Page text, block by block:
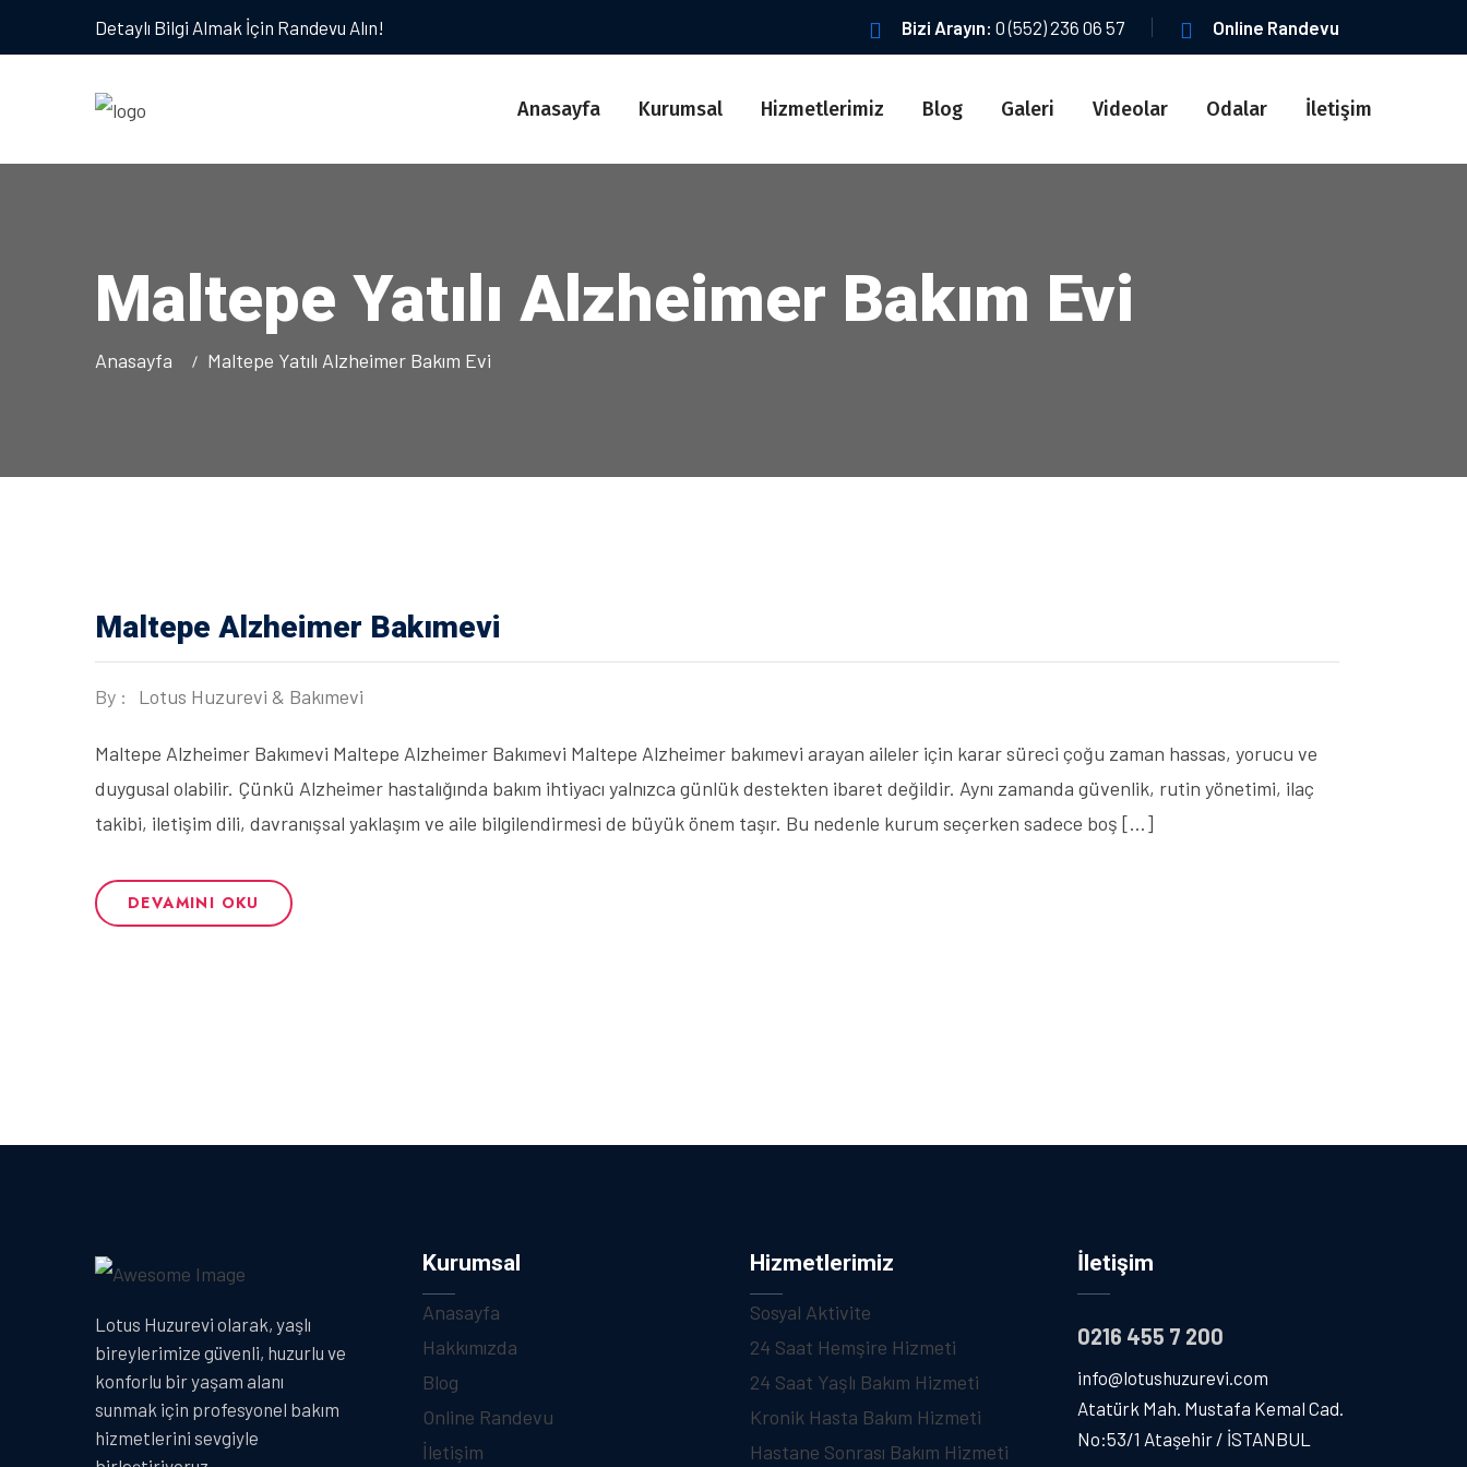
Detaylı Bilgi Almak İçin Randevu Alın! Bizi Arayın: 0 (552) 236 06 57 Online Randevu
Anasayfa Kurumsal Hizmetlerimiz Blog Galeri Videolar Odalar İletişim
Maltepe Yatılı Alzheimer Bakım Evi
Anasayfa Maltepe Yatılı Alzheimer Bakım Evi
Maltepe Alzheimer Bakımevi
By : Lotus Huzurevi & Bakımevi
Maltepe Alzheimer Bakımevi Maltepe Alzheimer Bakımevi Maltepe Alzheimer bakımevi arayan aileler için karar süreci çoğu zaman hassas, yorucu ve
duygusal olabilir. Çünkü Alzheimer hastalığında bakım ihtiyacı yalnızca günlük destekten ibaret değildir. Aynı zamanda güvenlik, rutin yönetimi, ilaç
takibi, iletişim dili, davranışsal yaklaşım ve aile bilgilendirmesi de büyük önem taşır. Bu nedenle kurum seçerken sadece boş […]
DEVAMINI OKU
Lotus Huzurevi olarak, yaşlı
bireylerimize güvenli, huzurlu ve
konforlu bir yaşam alanı
sunmak için profesyonel bakım
hizmetlerini sevgiyle
Kurumsal
Anasayfa
Hakkımızda
Blog
Online Randevu
İletişim
Hizmetlerimiz
Sosyal Aktivite
24 Saat Hemşire Hizmeti
24 Saat Yaşlı Bakım Hizmeti
Kronik Hasta Bakım Hizmeti
Hastane Sonrası Bakım Hizmeti
İletişim
0216 455 7 200
info@lotushuzurevi.com
Atatürk Mah. Mustafa Kemal Cad.
No:53/1 Ataşehir / İSTANBUL